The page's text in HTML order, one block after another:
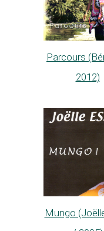
Parcours
2012)
Mungo